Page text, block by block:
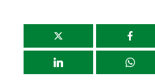
Compartir
esta